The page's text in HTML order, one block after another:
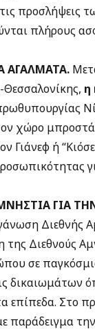
πλήρους
ΑΓΑΛΜΑΤΑ.
η
χώρο
Γιάνεφ ή
ΓΙΑ
Διεθνής
της Διεθνούς
σε
δικαιωμάτων
επίπεδα. Στο
παράδειγμα